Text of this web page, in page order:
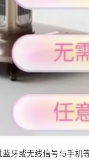
牙或无线信号与手机